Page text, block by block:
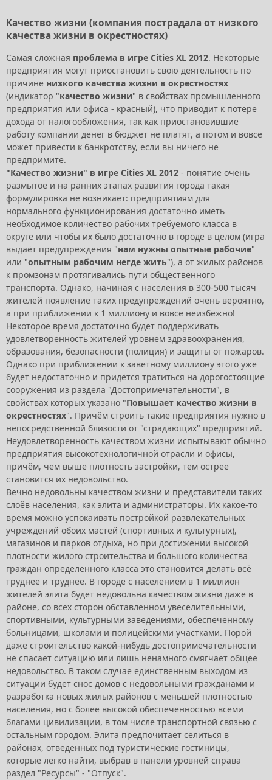
Качество жизни (компания пострадала от низкого
качества жизни в окрестностях)
Самая сложная проблема в игре Cities XL 2012. Некоторые
предприятия могут приостановить свою деятельность по
причине низкого качества жизни в окрестностях
(индикатор "качество жизни" в свойствах промышленного
предприятия или офиса - красный), что приводит к потере
дохода от налогообложения, так как приостановившие
работу компании денег в бюджет не платят, а потом и вовсе
может привести к банкротству, если вы ничего не
предпримите.
"Качество жизни" в игре Cities XL 2012 - понятие очень
размытое и на ранних этапах развития города такая
формулировка не возникает: предприятиям для
нормального функционирования достаточно иметь
необходимое количество рабочих требуемого класса в
округе или чтобы их было достаточно в городе в целом (игра
выдаёт предупреждения "нам нужны опытные рабочие"
или "опытным рабочим негде жить"), а от жилых районов
к промзонам протягивались пути общественного
транспорта. Однако, начиная с населения в 300-500 тысяч
жителей появление таких предупреждений очень вероятно,
а при приближении к 1 миллиону и вовсе неизбежно!
Некоторое время достаточно будет поддерживать
удовлетворенность жителей уровнем здравоохранения,
образования, безопасности (полиция) и защиты от пожаров.
Однако при приближении к заветному миллиону этого уже
будет недостаточно и придётся тратиться на дорогостоящие
сооружения из раздела "Достопримечательности", в
свойствах которых указано "Повышает качество жизни в
окрестностях". Причём строить такие предприятия нужно в
непосредственной близости от "страдающих" предприятий.
Неудовлетворенность качеством жизни испытывают обычно
предприятия высокотехнологичной отрасли и офисы,
причём, чем выше плотность застройки, тем острее
становится их недовольство.
Вечно недовольны качеством жизни и представители таких
слоёв населения, как элита и администраторы. Их какое-то
время можно успокаивать постройкой развлекательных
учреждений обоих мастей (спортивных и культурных),
магазинов и парков отдыха, но при достижении высокой
плотности жилого строительства и большого количества
граждан определенного класса это становится делать всё
труднее и труднее. В городе с населением в 1 миллион
жителей элита будет недовольна качеством жизни даже в
районе, со всех сторон обставленном увеселительными,
спортивными, культурными заведениями, обеспеченному
больницами, школами и полицейскими участками. Порой
даже строительство какой-нибудь достопримечательности
не спасает ситуацию или лишь ненамного смягчает общее
недовольство. В таком случае единственным выходом из
ситуации будет снос домов с недовольными гражданами и
разработка новых жилых районов с меньшей плотностью
населения, но с более высокой обеспеченностью всеми
благами цивилизации, в том числе транспортной связью с
остальным городом. Элита предпочитает селиться в
районах, отведенных под туристические гостиницы,
которые легко найти, выбрав в панели уровней справа
раздел "Ресурсы" - "Отпуск".